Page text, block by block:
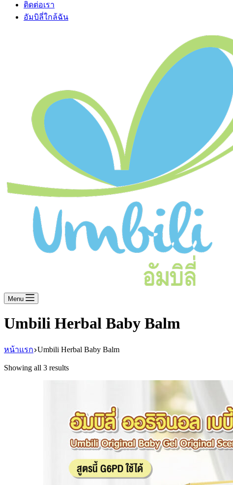
ติดต่อเรา
อัมบิลี่ใกล้ฉัน
Menu
Umbili Herbal Baby Balm
หน้าแรก Umbili Herbal Baby Balm
Showing all 3 results